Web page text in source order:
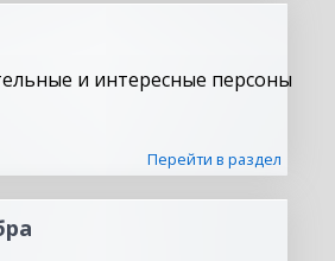
и интересные персоны
Перейти в раздел